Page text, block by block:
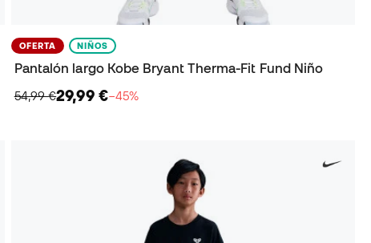
OFERTA NIÑOS
Pantalón largo Kobe Bryant Therma-Fit Fund Niño
54,99 €29,99 €−45%